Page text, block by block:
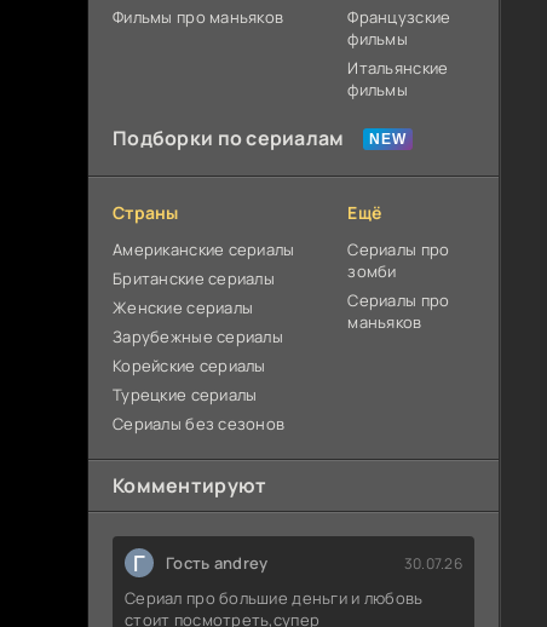
Фильмы про маньяков
Французские
фильмы
Итальянские
фильмы
Подборки по сериалам
Страны
Американские сериалы
Британские сериалы
Женские сериалы
Зарубежные сериалы
Корейские сериалы
Турецкие сериалы
Сериалы без сезонов
Ещё
Сериалы про
зомби
Сериалы про
маньяков
Комментируют
Г Гость andrey 30.07.26
Сериал про большие деньги и любовь
стоит посмотреть,супер